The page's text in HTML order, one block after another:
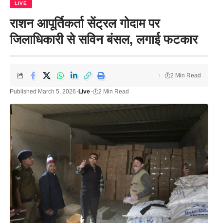
LIVE
राशन आपूर्तिकर्ता सेंट्रल गोदाम पर
जिलाधिकारी से सविन बंसल, लगाई फटकार
Published March 5, 2026 Live 2 Min Read
2 Min Read